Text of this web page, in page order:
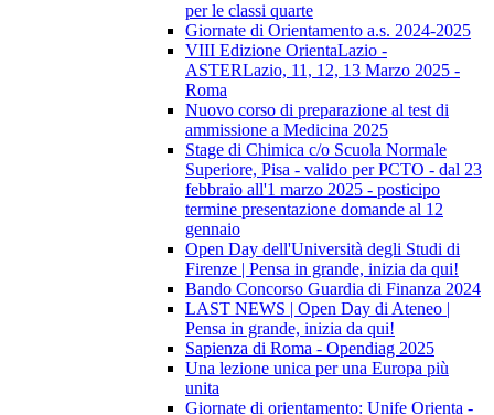
per le classi quarte
Giornate di Orientamento a.s. 2024-2025
VIII Edizione OrientaLazio -
ASTERLazio, 11, 12, 13 Marzo 2025 -
Roma
Nuovo corso di preparazione al test di
ammissione a Medicina 2025
Stage di Chimica c/o Scuola Normale
Superiore, Pisa - valido per PCTO - dal 23
febbraio all'1 marzo 2025 - posticipo
termine presentazione domande al 12
gennaio
Open Day dell'Università degli Studi di
Firenze | Pensa in grande, inizia da qui!
Bando Concorso Guardia di Finanza 2024
LAST NEWS | Open Day di Ateneo |
Pensa in grande, inizia da qui!
Sapienza di Roma - Opendiag 2025
Una lezione unica per una Europa più
unita
Giornate di orientamento: Unife Orienta -